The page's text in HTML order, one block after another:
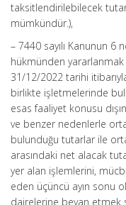
taksitlendirilebilecek
mümkündür.),
– 7440 sayılı Kanunun 6
hükmünden
31/12/2022 tarihi
birlikte işletmelerinde
esas faaliyet konusu
ve benzer nedenlerle
bulunduğu tutarlar ile
arasındaki net alacak
yer alan işlemlerini,
eden üçüncü ayın sonu
dairelerine beyan etmek